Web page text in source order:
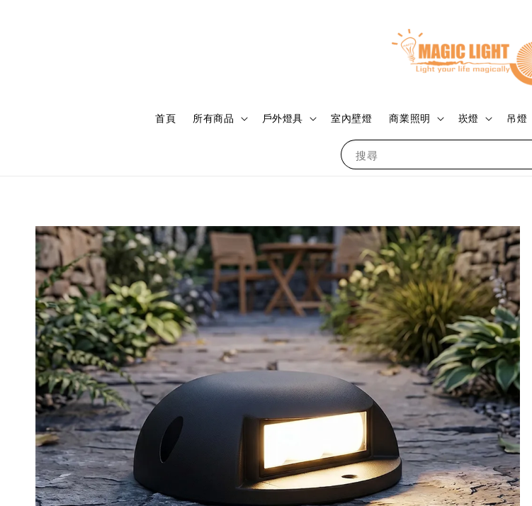
搜尋
首頁 所有商品 戶外燈具 室內壁燈 商業照明 崁燈 吊燈